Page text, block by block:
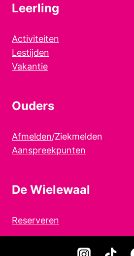
Leerling
Activiteiten
Lestijden
Vakantie
Ouders
Afmelden/Ziekmelden
Aanspreekpunten
De Wielewaal
Reserveren